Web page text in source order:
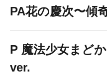
PA花の慶次〜傾
P 魔法少女まど
ver.